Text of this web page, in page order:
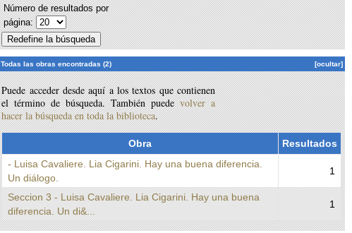
Número de resultados por
página:
[ocultar]
Todas las obras encontradas (2)
Puede acceder desde aquí a los textos que contienen
el término de búsqueda. También puedevolver a
hacer la búsqueda en toda la biblioteca.
Obra
Resultados
- Luisa Cavaliere. Lia Cigarini. Hay una buena diferencia.
Un diálogo.
1
Seccion 3 - Luisa Cavaliere. Lia Cigarini. Hay una buena
diferencia. Un di&...
1